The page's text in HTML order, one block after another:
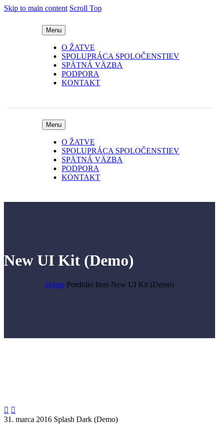
Skip to main content Scroll Top
Menu
O ŽATVE
SPOLUPRÁCA SPOLOČENSTIEV
SPÄTNÁ VÄZBA
PODPORA
KONTAKT
Menu
O ŽATVE
SPOLUPRÁCA SPOLOČENSTIEV
SPÄTNÁ VÄZBA
PODPORA
KONTAKT
New UI Kit (Demo)
Home Portfolio Item New UI Kit (Demo)
 
31. marca 2016 Splash Dark (Demo)